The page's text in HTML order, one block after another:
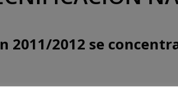
2011/2012 se